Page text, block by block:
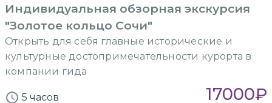
Индивидуальная обзорная экскурсия
"Золотое кольцо Сочи"
Открыть для себя главные исторические и
культурные достопримечательности курорта в
компании гида
5 часов 17000₽